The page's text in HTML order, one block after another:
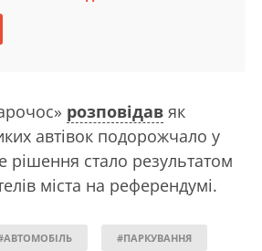
розповідав як
автівок подорожчало у
рішення стало результатом
міста на референдумі.
#ПАРКУВАННЯ